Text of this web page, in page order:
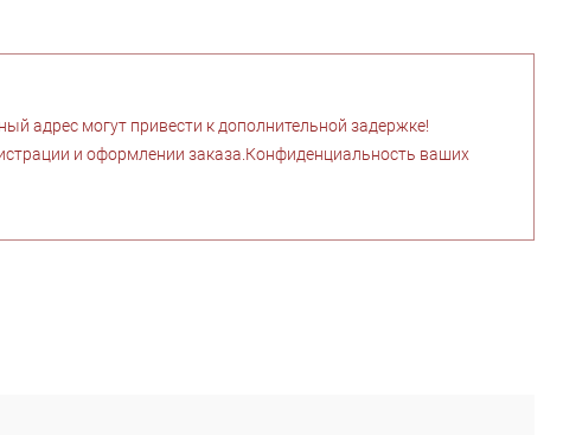
адрес могут привести к дополнительной задержке!
и оформлении заказа.Конфиденциальность ваших